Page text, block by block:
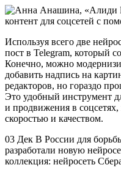
Используя всего две
пост в Telegram, который
Конечно, можно
добавить надпись на
редакторов, но гораздо
Это удобный инструмент
и продвижения в
скоростью и качеством.
03 Дек В России для
разработали новую
коллекция: нейросеть